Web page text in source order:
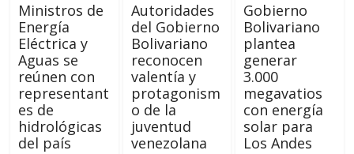
Ministros de
Energía
Eléctrica y
Aguas se
reúnen con
representant
es de
hidrológicas
del país
Autoridades
del Gobierno
Bolivariano
reconocen
valentía y
protagonism
o de la
juventud
venezolana
Gobierno
Bolivariano
plantea
generar
3.000
megavatios
con energía
solar para
Los Andes